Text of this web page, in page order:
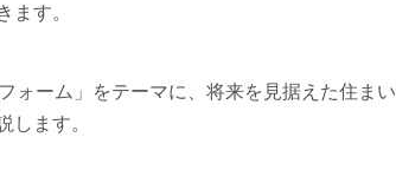
ます。
ォーム」をテーマに、将来を見据えた住まい
します。